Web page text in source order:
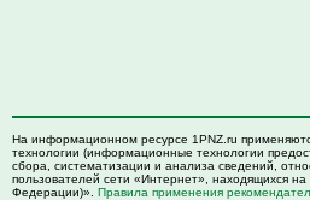
На информационном ресурсе 1PNZ.ru
технологии (информационные технологии
сбора, систематизации и анализа сведений,
пользователей сети «Интернет», находящихся
Федерации)». Правила применения